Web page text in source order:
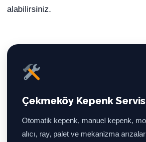
alabilirsiniz.
Çekmeköy Kepenk
Otomatik kepenk, manuel kepenk,
alıcı, ray, palet ve mekanizma